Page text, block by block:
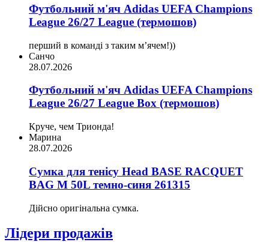
Футбольний м'яч Adidas UEFA Champions
League 26/27 League (термошов)
перший в команді з таким мʼячем!))
Санчо
28.07.2026
Футбольний м'яч Adidas UEFA Champions
League 26/27 League Box (термошов)
Круче, чем Трионда!
Марина
28.07.2026
Сумка для тенісу Head BASE RACQUET
BAG M 50L темно-синя 261315
Дійсно оригінальна сумка.
Лідери продажів